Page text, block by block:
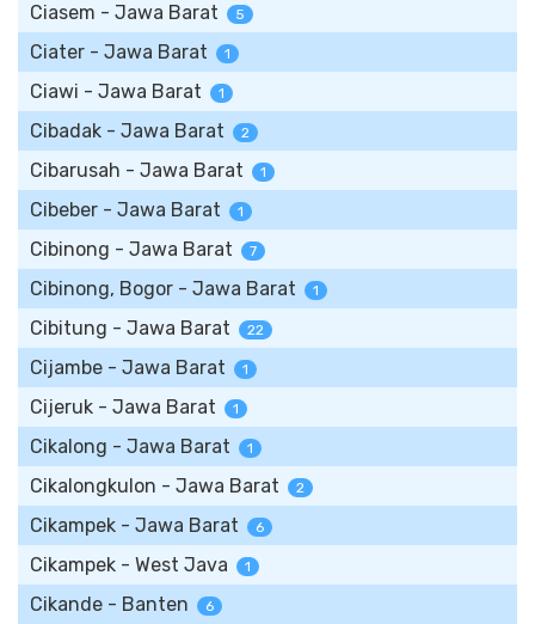
Ciasem - Jawa Barat 5
Ciater - Jawa Barat 1
Ciawi - Jawa Barat 1
Cibadak - Jawa Barat 2
Cibarusah - Jawa Barat 1
Cibeber - Jawa Barat 1
Cibinong - Jawa Barat 7
Cibinong, Bogor - Jawa Barat 1
Cibitung - Jawa Barat 22
Cijambe - Jawa Barat 1
Cijeruk - Jawa Barat 1
Cikalong - Jawa Barat 1
Cikalongkulon - Jawa Barat 2
Cikampek - Jawa Barat 6
Cikampek - West Java 1
Cikande - Banten 6